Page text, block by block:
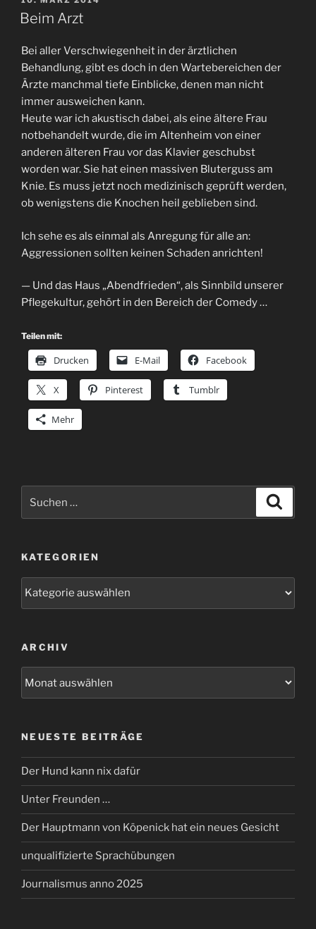
AM
Beim Arzt
Bei aller Verschwiegenheit in der ärztlichen
Behandlung, gibt es doch in den Wartebereichen der
Ärzte manchmal tiefe Einblicke, denen man nicht
immer ausweichen kann.
Heute war ich akustisch dabei, als eine ältere Frau
notbehandelt wurde, die im Altenheim von einer
anderen älteren Frau vor das Klavier geschubst
worden war. Sie hat einen massiven Bluterguss am
Knie. Es muss jetzt noch medizinisch geprüft werden,
ob wenigstens die Knochen heil geblieben sind.
Ich sehe es als einmal als Anregung für alle an:
Aggressionen sollten keinen Schaden anrichten!
— Und das Haus „Abendfrieden“, als Sinnbild unserer
Pflegekultur, gehört in den Bereich der Comedy …
Teilen mit:
Drucken E-Mail Facebook
X Pinterest Tumblr
Mehr
nach:
KATEGORIEN
ARCHIV
NEUESTE BEITRÄGE
Der Hund kann nix dafür
Unter Freunden …
Der Hauptmann von Köpenick hat ein neues Gesicht
unqualifizierte Sprachübungen
Journalismus anno 2025